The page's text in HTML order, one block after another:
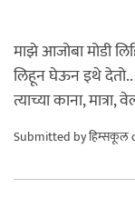
माझे आजोबा मोडी
लिहून घेऊन इथे देतो..
त्याच्या काना,
Submitted byहिम्सकूल